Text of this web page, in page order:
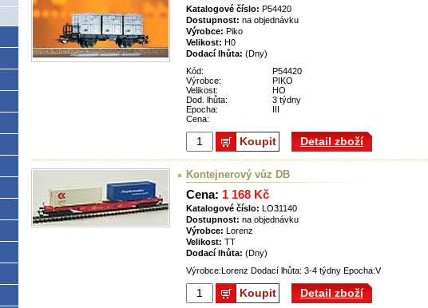
Katalogové číslo: P54420
Dostupnost: na objednávku
Výrobce: Piko
Velikost: H0
Dodací lhůta: (Dny)
Kód:
P54420
Výrobce:
PIKO
Velikost:
HO
Dod. lhůta:
3 týdny
Epocha:
Cena:
Koupit Detail zboží
Kontejnerový vůz DB
Cena: 1 168 Kč
Katalogové číslo: LO31140
Dostupnost: na objednávku
Výrobce: Lorenz
Velikost: TT
Dodací lhůta: (Dny)
Výrobce:Lorenz Dodací lhůta: 3-4 týdny Epocha:V
Koupit Detail zboží